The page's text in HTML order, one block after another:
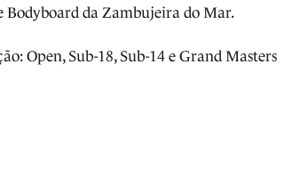
Bodyboard da Zambujeira do Mar.
Open, Sub-18, Sub-14 e Grand Masters